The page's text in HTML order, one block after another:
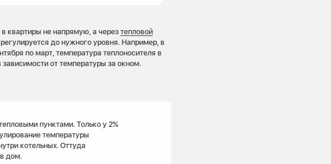
квартиры не напрямую, а черезтепловой
до нужного уровня. Например, в
по март, температура теплоносителя в
от температуры за окном.
пунктами. Только у 2%
температуры
котельных. Оттуда
дом.